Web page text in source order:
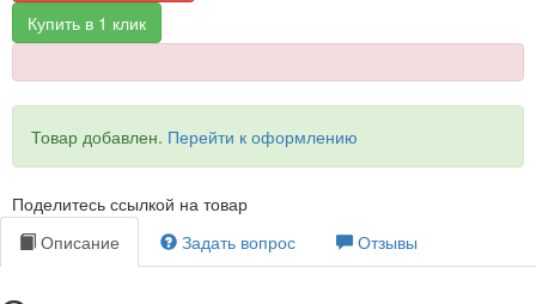
Купить в 1 клик
Товар добавлен. Перейти к оформлению
Поделитесь ссылкой на товар
Описание
Задать вопрос Отзывы